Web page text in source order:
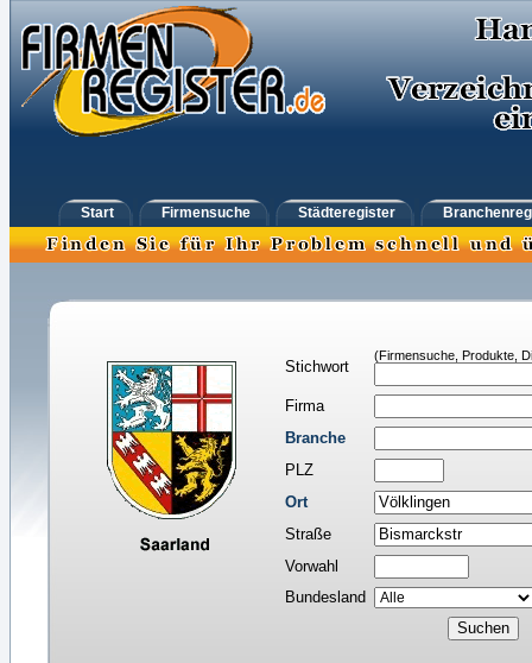
Start Firmensuche Städteregister
Stichwort
(Firmensuche, Produkte,
Firma
Branche
PLZ
Ort
Straße
Vorwahl
Bundesland